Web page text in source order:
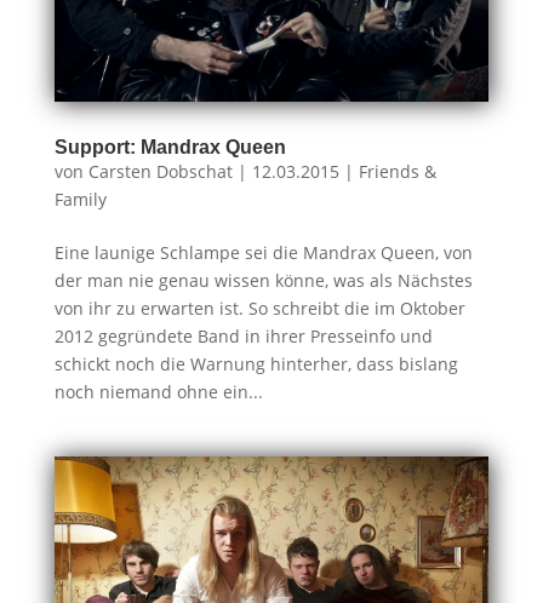
Support: Mandrax Queen
von Carsten Dobschat| 12.03.2015 | Friends &
Family
Eine launige Schlampe sei die Mandrax Queen, von
der man nie genau wissen könne, was als Nächstes
von ihr zu erwarten ist. So schreibt die im Oktober
2012 gegründete Band in ihrer Presseinfo und
schickt noch die Warnung hinterher, dass bislang
noch niemand ohne ein...